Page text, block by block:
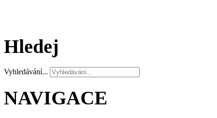
Hledej
Vyhledávání...
NAVIGACE